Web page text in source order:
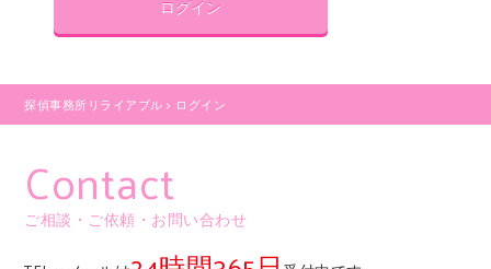
探偵事務所リライアブル > ログイン
Contact
ご相談・ご依頼・お問い合わせ